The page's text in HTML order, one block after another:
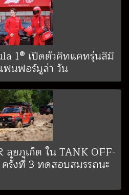
1® เปิดตัวคิทแคทรุ่นลิมิ
ฟนฟอร์มูล่า วัน
ยภูเก็ต ใน TANK OFF-
รั้งที่ 3 ทดสอบสมรรถนะ